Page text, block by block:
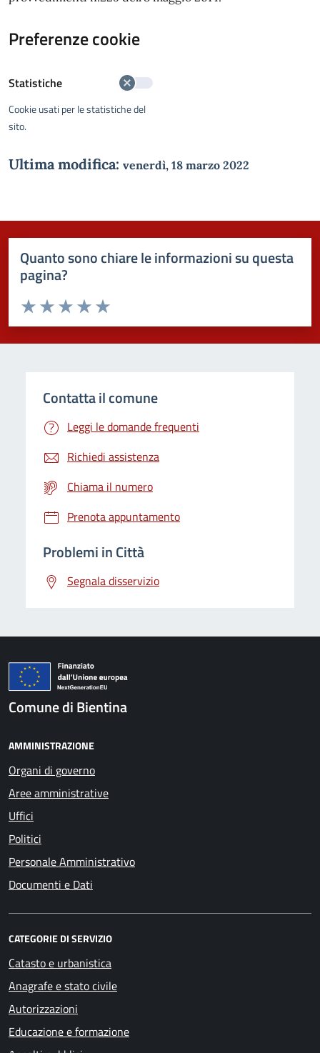
Preferenze cookie
Statistiche
Cookie usati per le statistiche del
sito.
Ultima modifica: venerdì, 18 marzo 2022
Quanto sono chiare le informazioni su questa
pagina?
Domanda
Valuta da 1 a 5 stelle la pagina
Contatta il comune
Leggi le domande frequenti
Richiedi assistenza
Chiama il numero
Prenota appuntamento
Problemi in Città
Segnala disservizio
Comune di Bientina
AMMINISTRAZIONE
Organi di governo
Aree amministrative
Uffici
Politici
Personale Amministrativo
Documenti e Dati
CATEGORIE DI SERVIZIO
Catasto e urbanistica
Anagrafe e stato civile
Autorizzazioni
Educazione e formazione